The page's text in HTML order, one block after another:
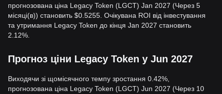
прогнозована ціна Legacy Token (LGCT) Jan 2027 (Через 5
місяці(в)) становить $0.5255. Очікувана ROI від інвестування
та утримання Legacy Token до кінця Jan 2027 становить
2.12%.
Прогноз ціни Legacy Token у Jun 2027
Виходячи зі щомісячного темпу зростання 0.42%,
прогнозована ціна Legacy Token (LGCT) Jun 2027 (Через 10